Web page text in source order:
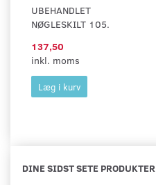
UBEHANDLET
NØGLESKILT 105.
137,50
inkl. moms
Læg i kurv
DINE SIDST SETE PRODUKTER